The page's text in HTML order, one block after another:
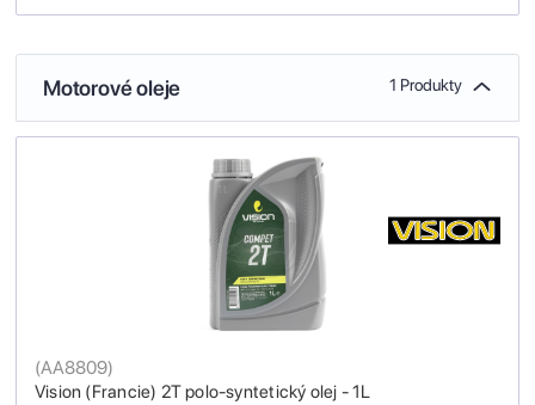
Motorové oleje 1 Produkty
Vision (Francie) 2T polo-syntetický olej - 1L
(AA8809)